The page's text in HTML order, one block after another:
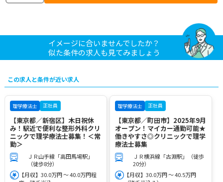
イメージに合いませんでしたか？
似た条件の求人も見てみましょう
この求人と条件が近い求人
理学療法士 正社員
【東京都／新宿区】木日祝休
み！駅近で便利な整形外科クリ
ニックで理学療法士募集！＜常
勤＞
ＪＲ山手線「高田馬場駅」
（徒歩8分）
【月収】30.0万円 ～ 40.0万円程
理学療法士 正社員
【東京都／町田市】2025年9月
オープン！マイカー通勤可能★
働きやすさ◎クリニックで理学
療法士募集
ＪＲ横浜線「古淵駅」（徒歩
20分）
【月収】30.0万円 ～ 40.5万円